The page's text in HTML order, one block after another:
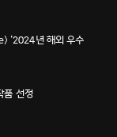
년 해외 우수
품 선정